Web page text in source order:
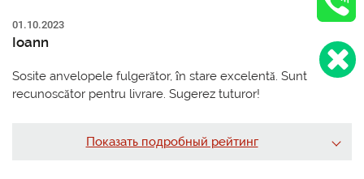
01.10.2023
Ioann
Sosite anvelopele fulgerător, în stare excelentă. Sunt
recunoscător pentru livrare. Sugerez tuturor!
Показать подробный рейтинг